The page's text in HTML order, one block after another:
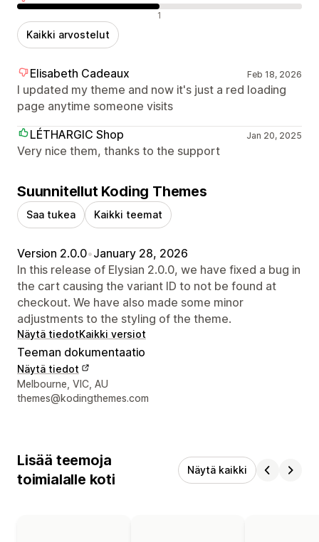
1
Kaikki arvostelut
Elisabeth Cadeaux Feb 18, 2026
I updated my theme and now it's just a red loading
page anytime someone visits
LÉTHARGIC Shop
Jan 20, 2025
Very nice them, thanks to the support
Suunnitellut Koding Themes
Saa tukea Kaikki teemat
Version 2.0.0•January 28, 2026
In this release of Elysian 2.0.0, we have fixed a bug in
the cart causing the variant ID to not be found at
checkout. We have also made some minor
adjustments to the styling of the theme.
Näytä tiedotKaikki versiot
Teeman dokumentaatio
Näytä tiedot
Suunnittelijan yhteystiedot
Melbourne, VIC, AU
themes@kodingthemes.com
Lisää teemoja
toimialalle koti
Näytä kaikki